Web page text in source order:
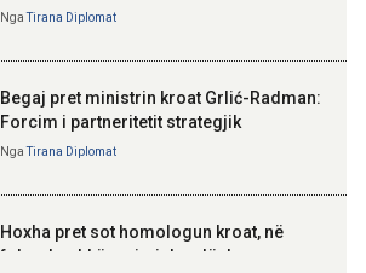
Kosovë!
100-vjetori i themelimit të
Urdhrit të Skënderbeut
NgaTirana Diplomat
Begaj pret ministrin kroat Grlić-Radman:
Forcim i partneritetit strategjik
NgaTirana Diplomat
Hoxha pret sot homologun kroat, në
fokus bashkëpunimi dypalësh